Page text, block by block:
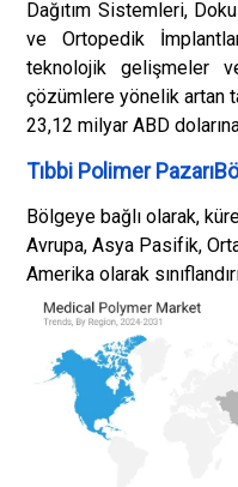
Dağıtım Sistemleri,
ve Ortopedik
teknolojik gelişmeler
çözümlere yönelik artan
23,12 milyar ABD
Tıbbi Polimer
Bölgeye bağlı olarak,
Avrupa, Asya Pasifik,
Amerika olarak